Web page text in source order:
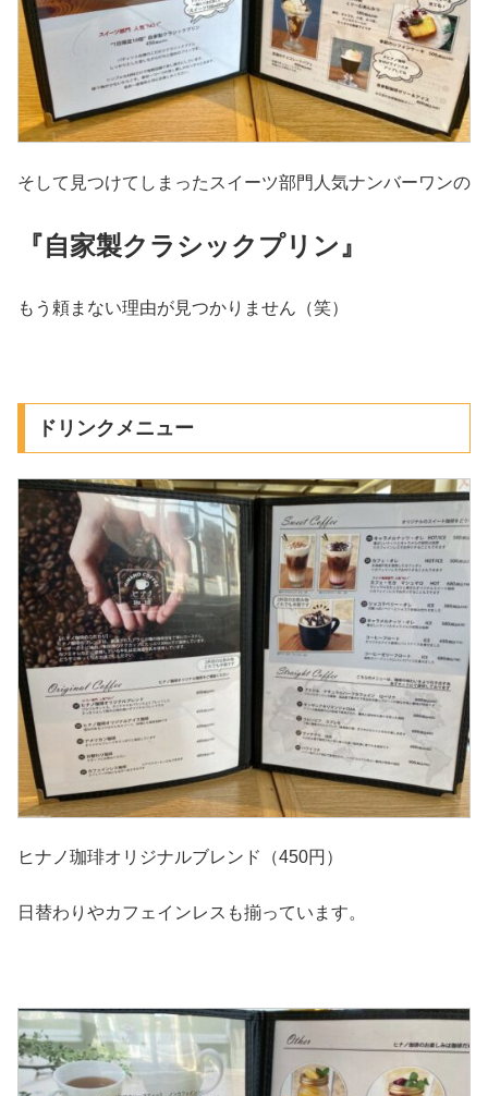
そして見つけてしまったスイーツ部門人気ナンバーワンの
『自家製クラシックプリン』
もう頼まない理由が見つかりません（笑）
ドリンクメニュー
ヒナノ珈琲オリジナルブレンド（450円）
日替わりやカフェインレスも揃っています。